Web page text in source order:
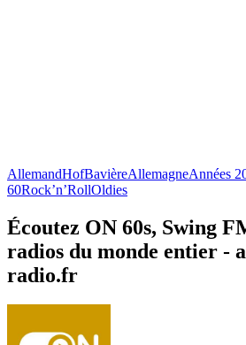
AllemandHofBavièreAllemagneAnnées
60Rock’n’RollOldies
Écoutez ON 60s, Swing
radios du monde entier -
radio.fr